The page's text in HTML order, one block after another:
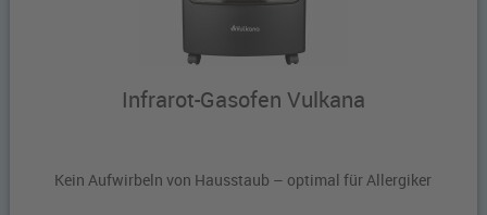
Infrarot-Gasofen Vulkana
Kein Aufwirbeln von Hausstaub – optimal für Allergiker